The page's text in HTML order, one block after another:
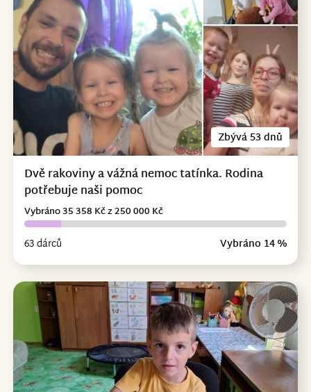
Zbývá 53 dnů
Dvě rakoviny a vážná nemoc tatínka. Rodina
potřebuje naši pomoc
63 dárců Vybráno 14 %
Vybráno 35 358 Kč z 250 000 Kč